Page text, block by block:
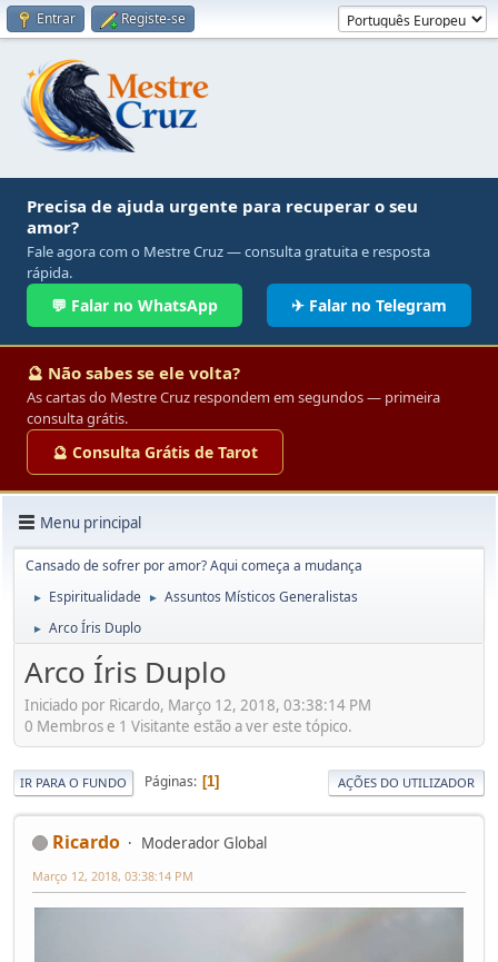
Entrar Registe-se
Precisa de ajuda urgente para recuperar o seu
amor?
Fale agora com o Mestre Cruz — consulta gratuita e resposta
rápida.
💬 Falar no WhatsApp ✈ Falar no Telegram
🔮 Não sabes se ele volta?
As cartas do Mestre Cruz respondem em segundos — primeira
consulta grátis.
🔮 Consulta Grátis de Tarot
Menu principal
Cansado de sofrer por amor? Aqui começa a mudança
► Espiritualidade ► Assuntos Místicos Generalistas
► Arco Íris Duplo
Arco Íris Duplo
Iniciado por Ricardo, Março 12, 2018, 03:38:14 PM
0 Membros e 1 Visitante estão a ver este tópico.
IR PARA O FUNDO Páginas 1 AÇÕES DO UTILIZADOR
Ricardo Moderador Global
Março 12, 2018, 03:38:14 PM